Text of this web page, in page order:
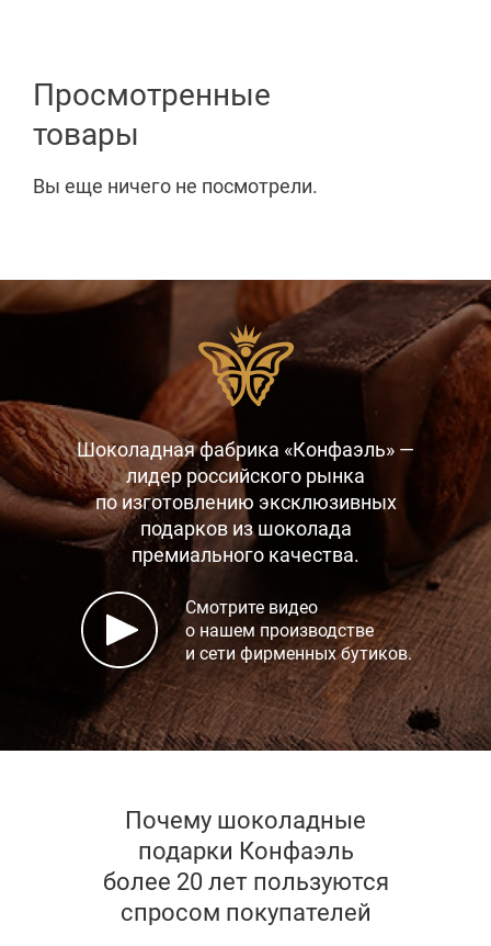
Просмотренные
товары
Вы еще ничего не посмотрели.
Шоколадная фабрика «Конфаэль» —
лидер российского рынка
по изготовлению эксклюзивных
подарков из шоколада
премиального качества.
Смотрите видео
о нашем производстве
и сети фирменных бутиков.
Почему шоколадные
подарки Конфаэль
более 20 лет пользуются
спросом покупателей